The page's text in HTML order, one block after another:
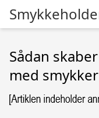
Sådan
med